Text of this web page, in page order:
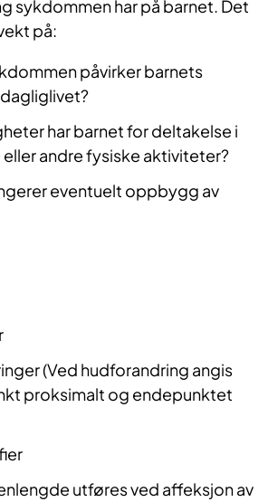
sykdommen har på barnet. Det
på:
påvirker barnets
har barnet for deltakelse i
andre fysiske aktiviteter?
eventuelt oppbygg av
(Ved hudforandring angis
proksimalt og endepunktet
utføres ved affeksjon av